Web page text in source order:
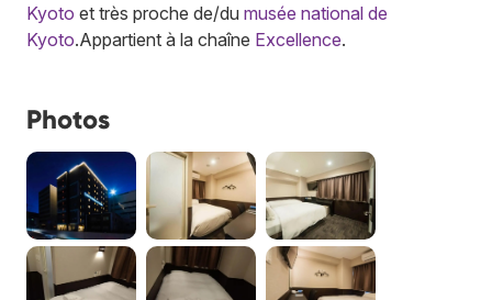
Kyoto et très proche de/du musée national de
Kyoto.Appartient à la chaîne Excellence.
Photos